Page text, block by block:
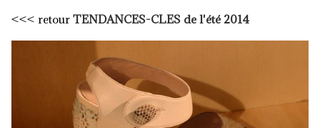
<<< retour TENDANCES-CLES de l'été 2014